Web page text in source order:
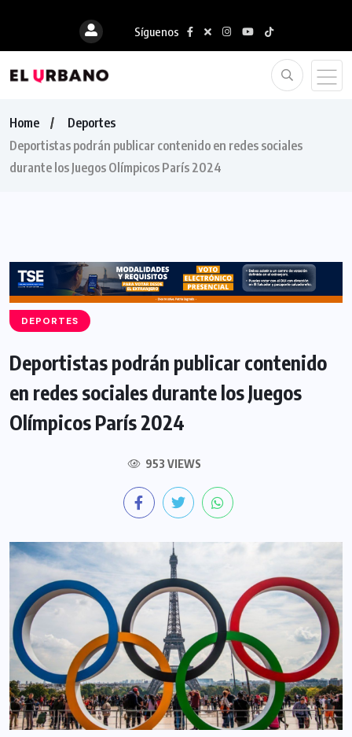
Síguenos
Home
Deportes
Deportistas podrán publicar contenido en redes sociales
durante los Juegos Olímpicos París 2024
DEPORTES
Deportistas podrán publicar contenido
en redes sociales durante los Juegos
Olímpicos París 2024
953 VIEWS